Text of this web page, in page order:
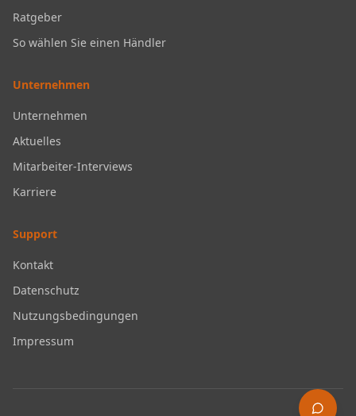
Ratgeber
So wählen Sie einen Händler
Unternehmen
Unternehmen
Aktuelles
Mitarbeiter-Interviews
Karriere
Support
Kontakt
Datenschutz
Nutzungsbedingungen
Impressum